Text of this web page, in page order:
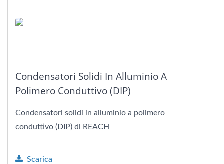
Condensatori Solidi In Alluminio A
Polimero Conduttivo (DIP)
Condensatori solidi in alluminio a polimero
conduttivo (DIP) di REACH
Scarica